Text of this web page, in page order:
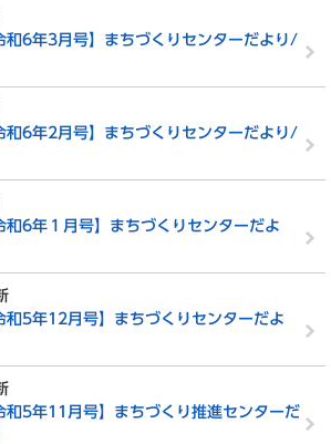
和6年3月号】まちづくりセンターだより/
和6年2月号】まちづくりセンターだより/
和6年１月号】まちづくりセンターだよ
和5年12月号】まちづくりセンターだよ
和5年11月号】まちづくり推進センターだ